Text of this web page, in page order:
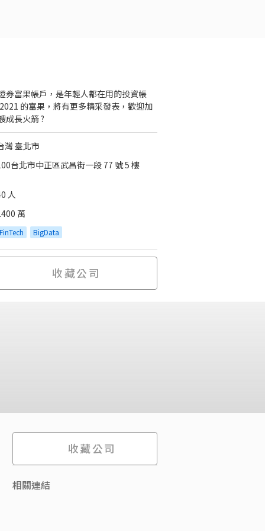
券富果帳戶，是年輕人都在用的投資帳
的富果，將有更多精采發表，歡迎加
成長火箭 ?
灣 臺北市
台北市中正區武昌街一段 77 號 5 樓
人
萬
FinTech BigData
收藏公司
收藏公司
相關連結